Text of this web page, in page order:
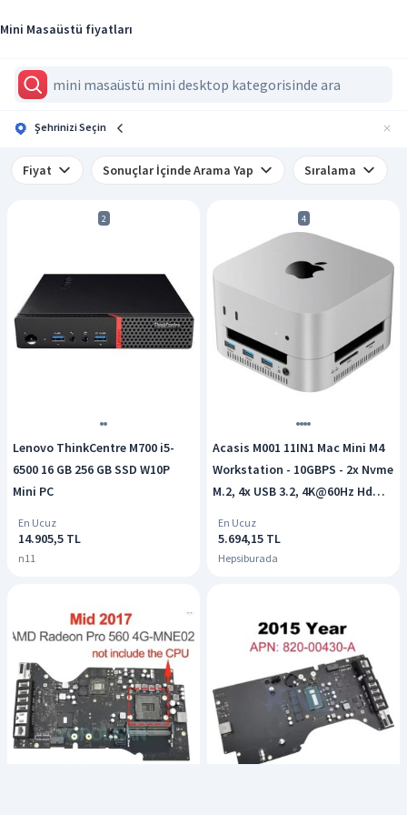
Mini Masaüstü fiyatları
Şehrinizi Seçin
Fiyat Sonuçlar İçinde Arama Yap Sıralama
2
Lenovo ThinkCentre M700 i5-
6500 16 GB 256 GB SSD W10P
Mini PC
En Ucuz
14.905,5 TL
n11
4
Acasis M001 11IN1 Mac Mini M4
Workstation - 10GBPS - 2x Nvme
M.2, 4x USB 3.2, 4K@60Hz Hdmı,
Kutusu (M001)
En Ucuz
5.694,15 TL
Hepsiburada